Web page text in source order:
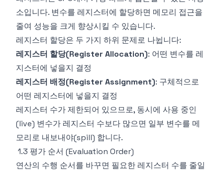
소입니다. 변수를 레지스터에 할당하면 메모리 접근을
줄여 성능을 크게 향상시킬 수 있습니다.
레지스터 할당은 두 가지 하위 문제로 나뉩니다:
레지스터 할당(Register Allocation): 어떤 변수를 레
지스터에 넣을지 결정
레지스터 배정(Register Assignment): 구체적으로
어떤 레지스터에 넣을지 결정
레지스터 수가 제한되어 있으므로, 동시에 사용 중인
(live) 변수가 레지스터 수보다 많으면 일부 변수를 메
모리로 내보내야(spill) 합니다.
1.3 평가 순서 (Evaluation Order)
연산의 수행 순서를 바꾸면 필요한 레지스터 수를 줄일